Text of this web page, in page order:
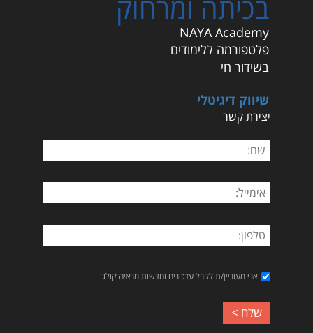
בכיתה ומרחוק
NAYA Academy
פלטפורמה ללימודים
בשידור חי
שיווק דיגיטלי
יצירת קשר
אני מעוניין/ת לקבל עדכונים וחדשות מנאיה קולג'